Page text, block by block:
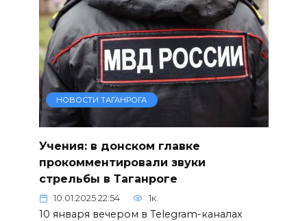
НОВОСТИ ТАГАНРОГА
Учения: в донском главке
прокомментировали звуки
стрельбы в Таганроге
10.01.2025 22:54 1к.
10 января вечером в Telegram-каналах